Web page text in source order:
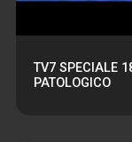
TV7 SPECIALE
PATOLOGICO